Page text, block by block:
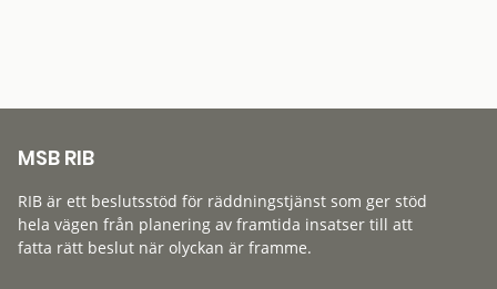
MSB RIB
RIB är ett beslutsstöd för räddningstjänst som ger stöd
hela vägen från planering av framtida insatser till att
fatta rätt beslut när olyckan är framme.